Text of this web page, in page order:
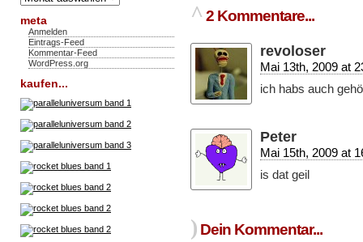
meta
Anmelden
Eintrags-Feed
Kommentar-Feed
WordPress.org
kaufen...
^ 2 Kommentare...
revoloser
Mai 13th, 2009 at
ich habs auch
Peter
Mai 15th, 2009 at
is dat geil
) Dein Kommentar...